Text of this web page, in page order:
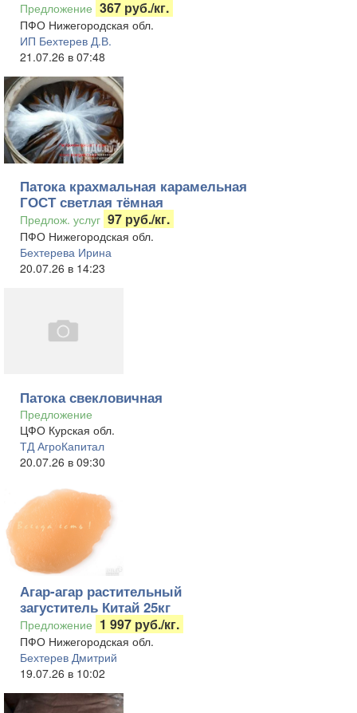
Предложение 367 руб./кг.
ПФО Нижегородская обл.
ИП Бехтерев Д.В.
21.07.26 в 07:48
Патока крахмальная карамельная
ГОСТ светлая тёмная
Предлож. услуг 97 руб./кг.
ПФО Нижегородская обл.
Бехтерева Ирина
20.07.26 в 14:23
Патока свекловичная
Предложение
ЦФО Курская обл.
ТД АгроКапитал
20.07.26 в 09:30
Агар-агар растительный
загуститель Китай 25кг
Предложение 1 997 руб./кг.
ПФО Нижегородская обл.
Бехтерев Дмитрий
19.07.26 в 10:02